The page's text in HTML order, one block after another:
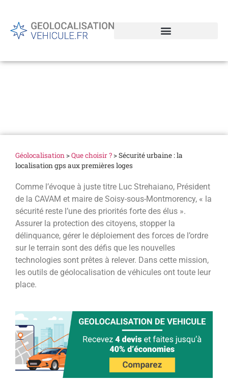
Géolocalisation>Que choisir ?>Sécurité urbaine : la
localisation gps aux premières loges
Comme l’évoque à juste titre Luc Strehaiano, Président
de la CAVAM et maire de Soisy-sous-Montmorency, « la
sécurité reste l’une des priorités forte des élus ».
Assurer la protection des citoyens, stopper la
délinquance, gérer le déploiement des forces de l’ordre
sur le terrain sont des défis que les nouvelles
technologies sont prêtes à relever. Dans cette mission,
les outils de géolocalisation de véhicules ont toute leur
place.